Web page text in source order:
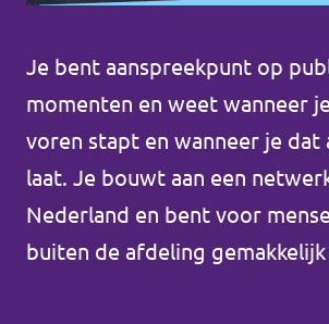
Website gemeente Groningen
Website gemeente Eemsdelta
Je bent aanspreekpunt op
momenten en weet wanneer
voren stapt en wanneer je dat
laat. Je bouwt aan een
Nederland en bent voor
buiten de afdeling